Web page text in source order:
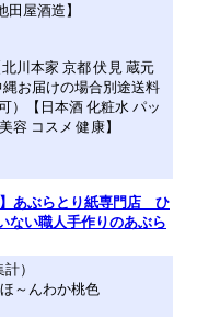
屋酒造】
川本家 京都 伏見 蔵元
お届けの場合別途送料
）【日本酒 化粧水 パッ
容 コスメ 健康】
】あぶらとり紙専門店 ひ
ない職人手作りのあぶら
）
～んわか桃色